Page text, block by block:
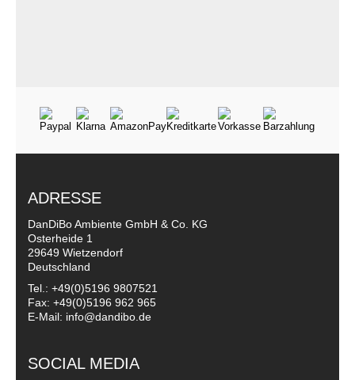
ADRESSE
DanDiBo Ambiente GmbH & Co. KG
Osterheide 1
29649 Wietzendorf
Deutschland
Tel.: +49(0)5196 9807521
Fax: +49(0)5196 962 965
E-Mail: info@dandibo.de
SOCIAL MEDIA